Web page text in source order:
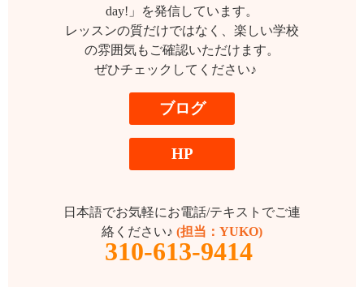
day!」を発信しています。
レッスンの質だけではなく、楽しい学校
の雰囲気もご確認いただけます。
ぜひチェックしてください♪
ブログ
HP
日本語でお気軽にお電話/テキストでご連
絡ください♪ (担当：YUKO)
310-613-9414